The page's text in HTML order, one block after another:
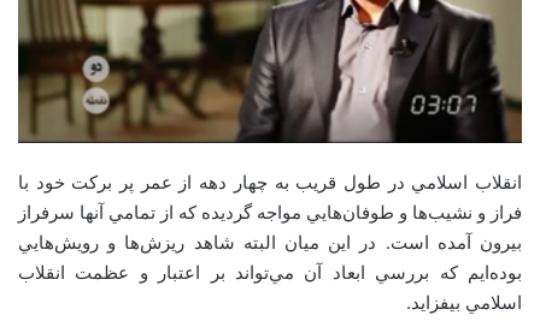
انقلاب اسلامي در طول قريب به چهار دهه از عمر پر برکت خود با
فراز و نشيب‌ها و طوفان‌هايي مواجه گرديده که از تمامي آنها سرفراز
بيرون آمده است. در اين ميان البته شاهد ريزش‌ها و رويش‌هايي
بوده‌ايم که بررسي ابعاد آن مي‌تواند بر اعتبار و عظمت انقلاب
اسلامي بيفزايد.